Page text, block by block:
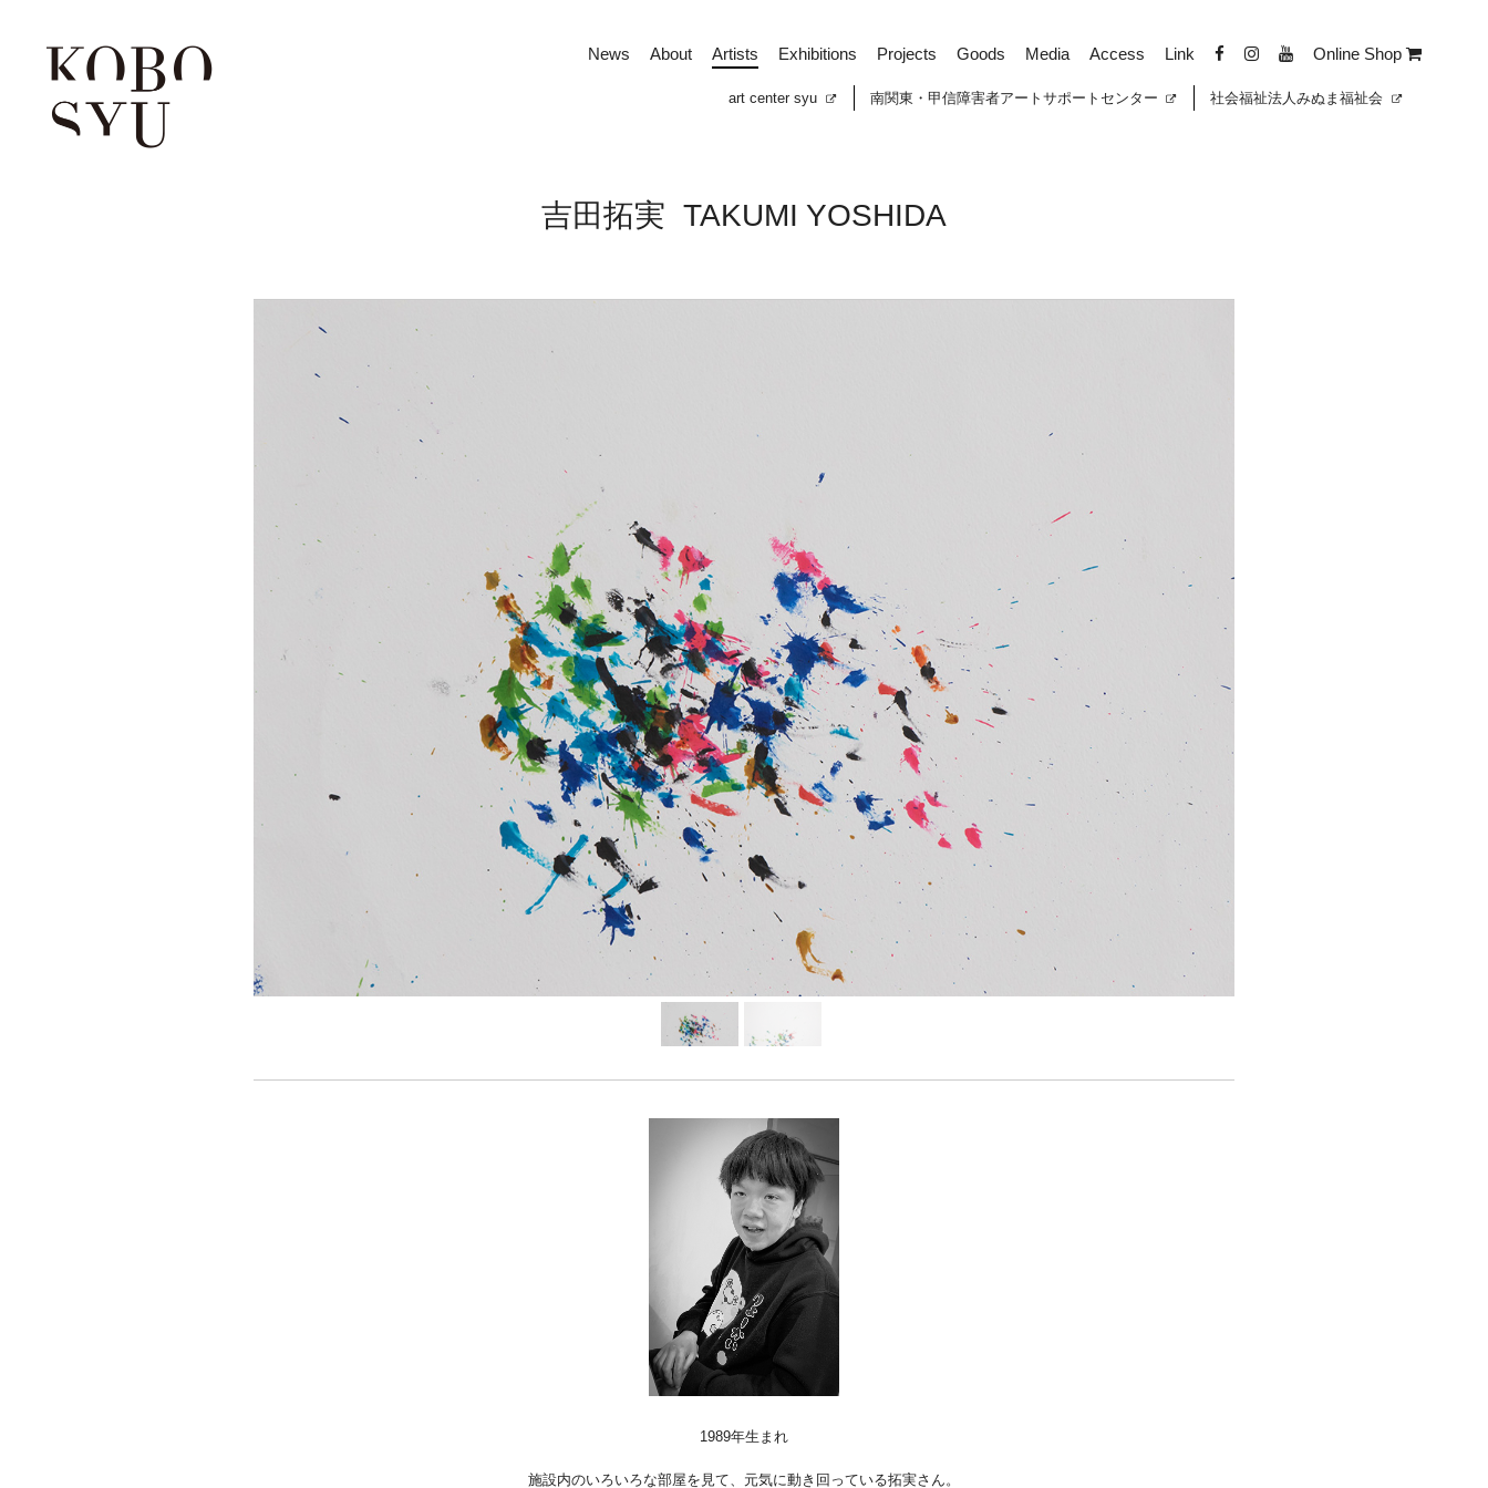
News About Artists Exhibitions Projects Goods Media Access Link Online Shop
art center syu 南関東・甲信障害者アートサポートセンター 社会福祉法人みぬま福祉会
News
About
Artists
Exhibitions
Projects
Goods
Media
Access
Link
Facebook
Instagram
online-shop
art center syu
南関東・甲信障害者
アートサポートセンター
社会福祉法人みぬま福祉会
吉田拓実 TAKUMI YOSHIDA
1989年生まれ
施設内のいろいろな部屋を見て、元気に動き回っている拓実さん。